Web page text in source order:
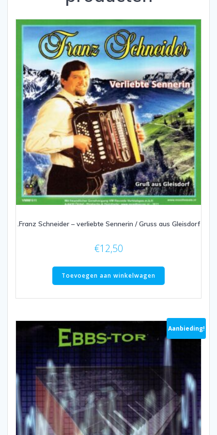
.Franz Schneider – verliebte Sennerin / Gruss aus Gleisdorf
€12,50
Toevoegen aan winkelwagen
Aanbieding!